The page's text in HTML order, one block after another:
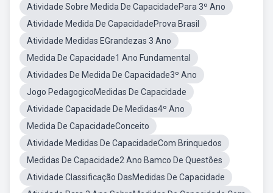
Atividade Sobre Medida De CapacidadePara 3º Ano
Atividade Medida De CapacidadeProva Brasil
Atividade Medidas EGrandezas 3 Ano
Medida De Capacidade1 Ano Fundamental
Atividades De Medida De Capacidade3º Ano
Jogo PedagogicoMedidas De Capacidade
Atividade Capacidade De Medidas4º Ano
Medida De CapacidadeConceito
Atividade Medidas De CapacidadeCom Brinquedos
Medidas De Capacidade2 Ano Bamco De Questões
Atividade Classificação DasMedidas De Capacidade